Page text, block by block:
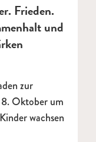
Frieden.
und
zur
8. Oktober um
wachsen